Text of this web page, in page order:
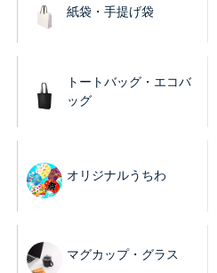
紙袋・手提げ袋
トートバッグ・エコバ
ッグ
オリジナルうちわ
マグカップ・グラス